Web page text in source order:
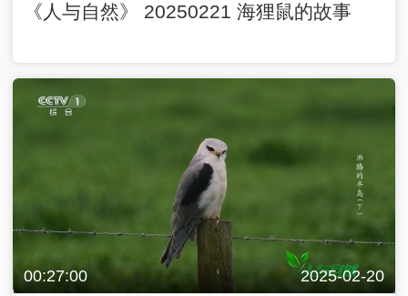
《人与自然》 20250221 海狸鼠的故事
00:27:00 2025-02-20